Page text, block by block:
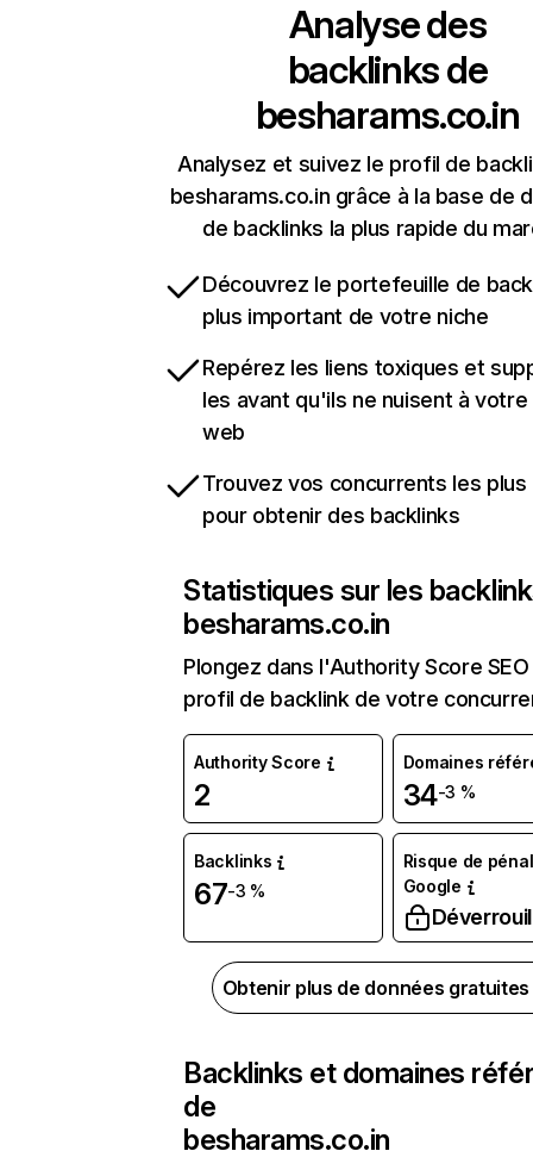
Analyse des
backlinks de
besharams.co.in
Analysez et suivez le profil de
besharams.co.in grâce à la base de
de backlinks la plus rapide du
Découvrez le portefeuille de
plus important de votre niche
Repérez les liens toxiques et
les avant qu'ils ne nuisent à
web
Trouvez vos concurrents les
pour obtenir des backlinks
Statistiques sur les
besharams.co.in
Plongez dans l'Authority Score
profil de backlink de votre
Authority Score
2
Domaines
34-3 %
Backlinks
67-3 %
Risque de
Google
Obtenir plus de données
Backlinks et domaines
de
besharams.co.in